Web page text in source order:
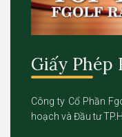
Giấy
Công ty Cổ Phần
hoạch và Đầu tư